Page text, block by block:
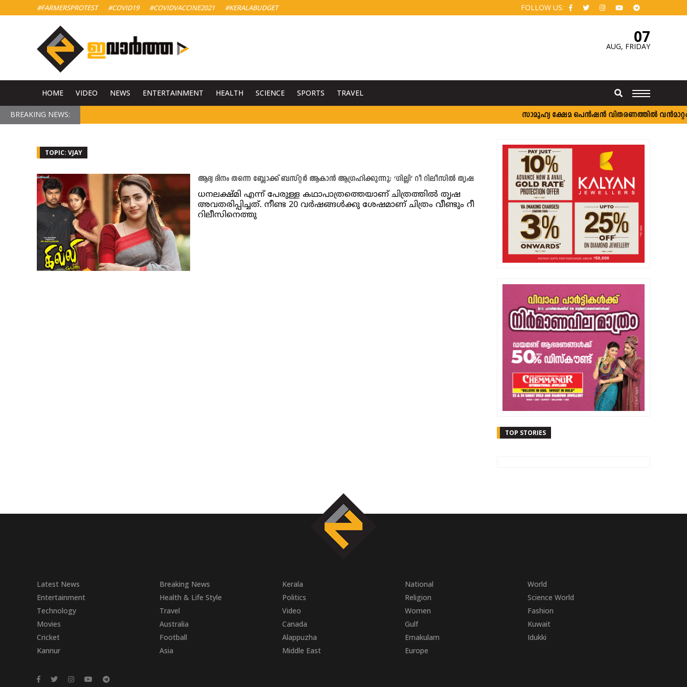
#FARMERSPROTEST #COVID19 #COVIDVACCINE2021 #KERALABUDGET FOLLOW US:
07
AUG, FRIDAY
HOME VIDEO NEWS ENTERTAINMENT HEALTH SCIENCE SPORTS TRAVEL
BREAKING NEWS: സാമൂഹ്യ ക്ഷേമ പെൻഷൻ വിതരണത്തിൽ വൻമാറ്റം;
TOPIC: VJAY
ആദ്യ ദിനം തന്നെ ബ്ലോക്ക് ബസ്റ്റർ ആകാൻ ആഗ്രഹിക്കുന്നു; ‘ഗില്ലി’ റീ റിലീസിൽ തൃഷ
ധനലക്ഷ്മി എന്ന് പേരുള്ള കഥാപാത്രത്തെയാണ് ചിത്രത്തിൽ തൃഷ
അവതരിപ്പിച്ചത്. നീണ്ട 20 വർഷങ്ങൾക്കു ശേഷമാണ് ചിത്രം വീണ്ടും റീ
റിലീസിനെത്തു
TOP STORIES
Latest News Breaking News Kerala National
World
Entertainment
Health & Life Style Politics Religion
Science World
Technology
Travel Video Women
Fashion
Movies
Australia Canada Gulf
Kuwait
Cricket
Football Alappuzha Ernakulam
Idukki
Kannur
Asia Middle East Europe